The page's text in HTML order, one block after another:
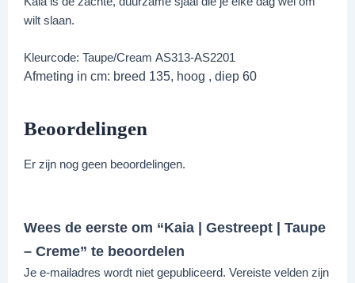
wilt slaan.
Kleurcode: Taupe/Cream AS313-AS2201
Afmeting in cm: breed 135, hoog , diep 60
Beoordelingen
Er zijn nog geen beoordelingen.
Wees de eerste om “Kaia | Gestreept | Taupe
– Creme” te beoordelen
Je e-mailadres wordt niet gepubliceerd. Vereiste velden zijn